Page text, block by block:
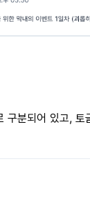
분되어 있고,